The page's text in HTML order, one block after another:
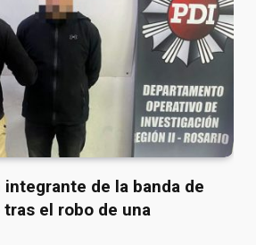
integrante de la banda de
el robo de una